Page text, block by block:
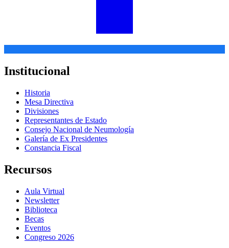
Institucional
Historia
Mesa Directiva
Divisiones
Representantes de Estado
Consejo Nacional de Neumología
Galería de Ex Presidentes
Constancia Fiscal
Recursos
Aula Virtual
Newsletter
Biblioteca
Becas
Eventos
Congreso 2026